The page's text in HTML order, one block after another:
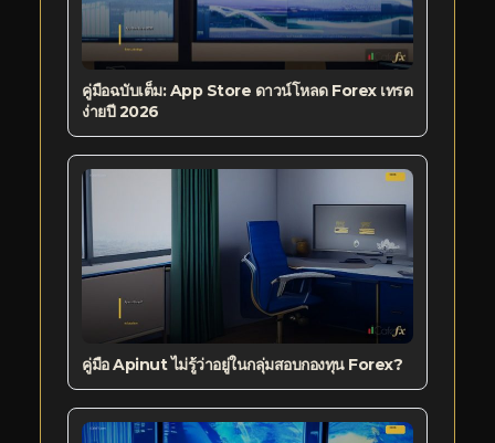
คู่มือฉบับเต็ม: App Store ดาวน์โหลด Forex เทรด
ง่ายปี 2026
คู่มือ Apinut ไม่รู้ว่าอยู่ในกลุ่มสอบกองทุน Forex?